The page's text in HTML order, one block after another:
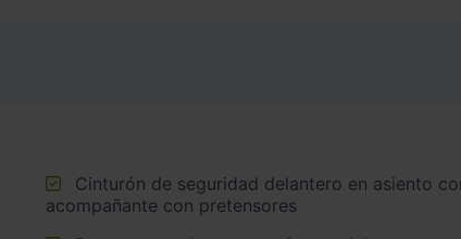
acompañante con pretensores